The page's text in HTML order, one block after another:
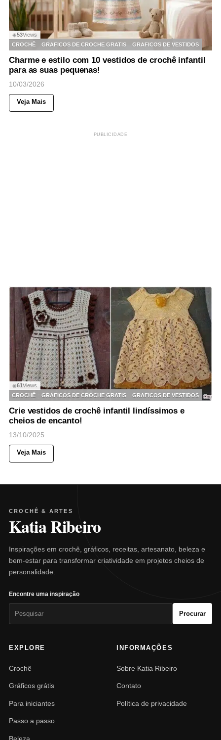
◉53Views
CROCHÊ
GRAFICOS DE CROCHE GRATIS GRAFICOS DE VESTIDOS
Charme e estilo com 10 vestidos de crochê infantil
para as suas pequenas!
10/03/2026
Veja Mais
PUBLICIDADE
◉61Views
CROCHÊ
GRAFICOS DE CROCHE GRATIS GRAFICOS DE VESTIDOS
Crie vestidos de crochê infantil lindíssimos e
cheios de encanto!
13/10/2025
Veja Mais
CROCHÊ & ARTES
Katia Ribeiro
Inspirações em crochê, gráficos, receitas, artesanato, beleza e
bem-estar para transformar criatividade em projetos cheios de
personalidade.
Encontre uma inspiração
Procurar
EXPLORE
Crochê
Gráficos grátis
Para iniciantes
Passo a passo
Beleza
INFORMAÇÕES
Sobre Katia Ribeiro
Contato
Política de privacidade